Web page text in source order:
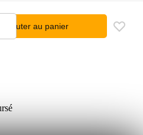
Ajouter au panier